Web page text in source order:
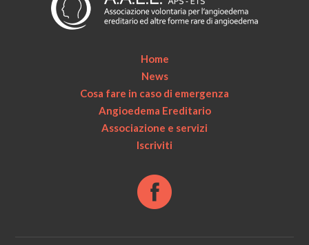
Home
News
Cosa fare in caso di emergenza
Angioedema Ereditario
Associazione e servizi
Iscriviti